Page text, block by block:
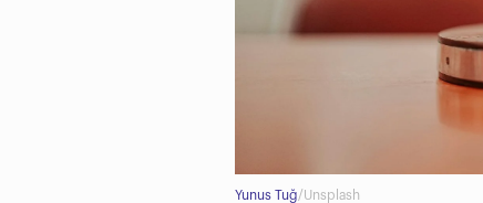
Yunus Tuğ/Unsplash